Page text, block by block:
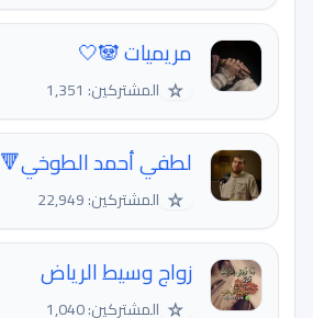
مريميات 🐼🤍
☆ المشتركين: 1,351
لطفي أحمد الطوخي🔻
☆ المشتركين: 22,949
زواج وسيط الرياض
☆ المشتركين: 1,040